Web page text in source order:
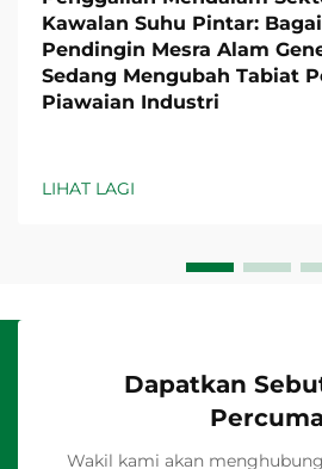
Kawalan Suhu Pintar:
Pendingin Mesra Alam
Sedang Mengubah Tabiat
Piawaian Industri
LIHAT LAGI
Dapatkan
Percuma
Wakil kami akan